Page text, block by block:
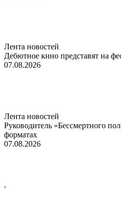
Лента новостей
Дебютное кино представят на
07.08.2026
Лента новостей
Руководитель «Бессмертного
форматах
07.08.2026